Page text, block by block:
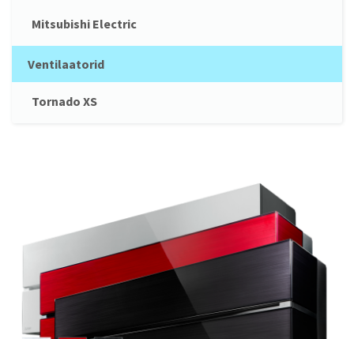
Mitsubishi Electric
Ventilaatorid
Tornado XS